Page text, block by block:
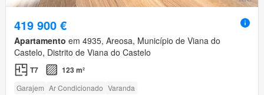
419 900 €
Apartamento em 4935, Areosa, Município de Viana do
Castelo, Distrito de Viana do Castelo
T7 123 m²
Garajem Ar Condicionado Varanda